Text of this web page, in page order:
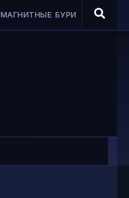
МАГНИТНЫЕ БУРИ